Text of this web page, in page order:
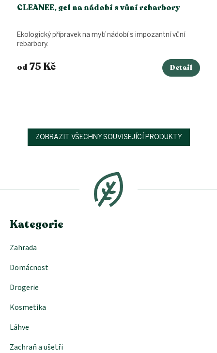
CLEANEE, gel na nádobí s vůní rebarbory
od 75 Kč Detail
Ekologický přípravek na mytí nádobí s impozantní vůní
rebarbory.
ZOBRAZIT VŠECHNY SOUVISEJÍCÍ PRODUKTY
a
Kategorie
Zahrada
Domácnost
Drogerie
Kosmetika
Láhve
Zachraň a ušetři